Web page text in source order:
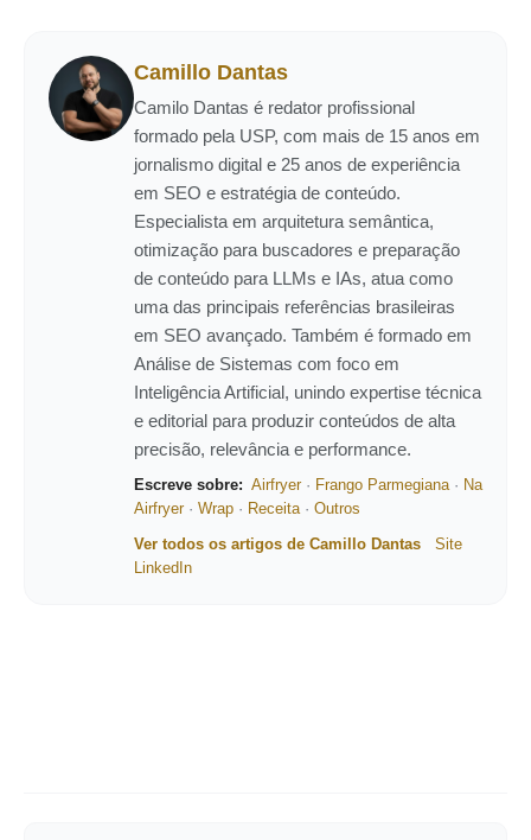
Camillo Dantas
Camilo Dantas é redator profissional
formado pela USP, com mais de 15 anos em
jornalismo digital e 25 anos de experiência
em SEO e estratégia de conteúdo.
Especialista em arquitetura semântica,
otimização para buscadores e preparação
de conteúdo para LLMs e IAs, atua como
uma das principais referências brasileiras
em SEO avançado. Também é formado em
Análise de Sistemas com foco em
Inteligência Artificial, unindo expertise técnica
e editorial para produzir conteúdos de alta
precisão, relevância e performance.
Escreve sobre: Airfryer· Frango Parmegiana· Na
Airfryer· Wrap · Receita· Outros
Ver todos os artigos de Camillo Dantas
Site
LinkedIn